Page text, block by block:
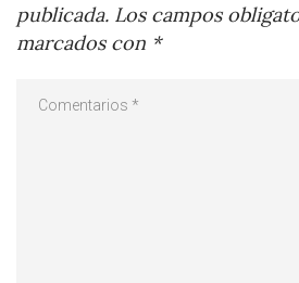
publicada. Los campos
marcados con *